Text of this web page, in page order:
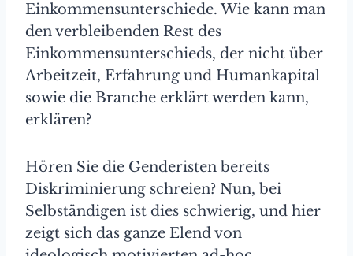
Einkommensunterschiede. Wie kann man
den verbleibenden Rest des
Einkommensunterschieds, der nicht über
Arbeitzeit, Erfahrung und Humankapital
sowie die Branche erklärt werden kann,
erklären?
Hören Sie die Genderisten bereits
Diskriminierung schreien? Nun, bei
Selbständigen ist dies schwierig, und hier
zeigt sich das ganze Elend von